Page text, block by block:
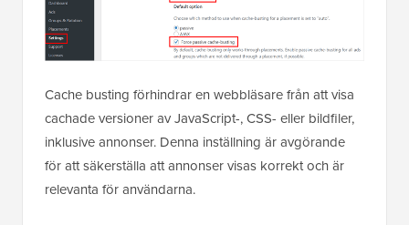
Cache busting förhindrar en webbläsare från att visa
cachade versioner av JavaScript-, CSS- eller bildfiler,
inklusive annonser. Denna inställning är avgörande
för att säkerställa att annonser visas korrekt och är
relevanta för användarna.